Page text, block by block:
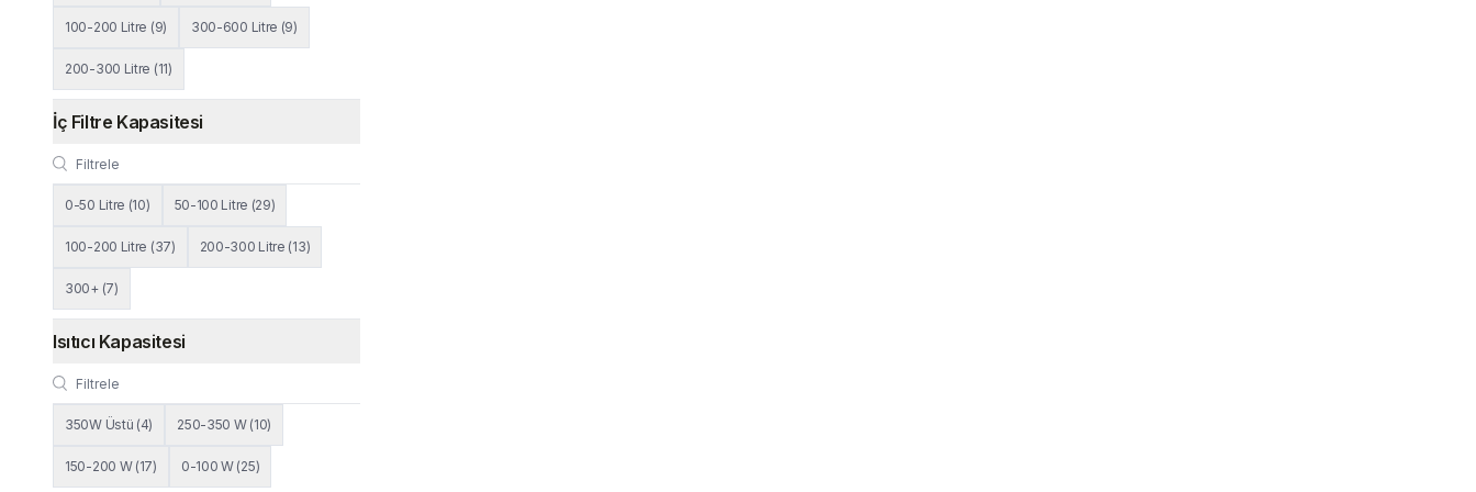
100-200 Litre (9) 300-600 Litre (9)
200-300 Litre (11)
İç Filtre Kapasitesi
0-50 Litre (10) 50-100 Litre (29)
100-200 Litre (37) 200-300 Litre (13)
300+ (7)
Isıtıcı Kapasitesi
350W Üstü (4) 250-350 W (10)
150-200 W (17) 0-100 W (25)